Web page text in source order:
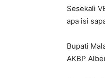
Sesekali
apa isi
Bupati
AKBP